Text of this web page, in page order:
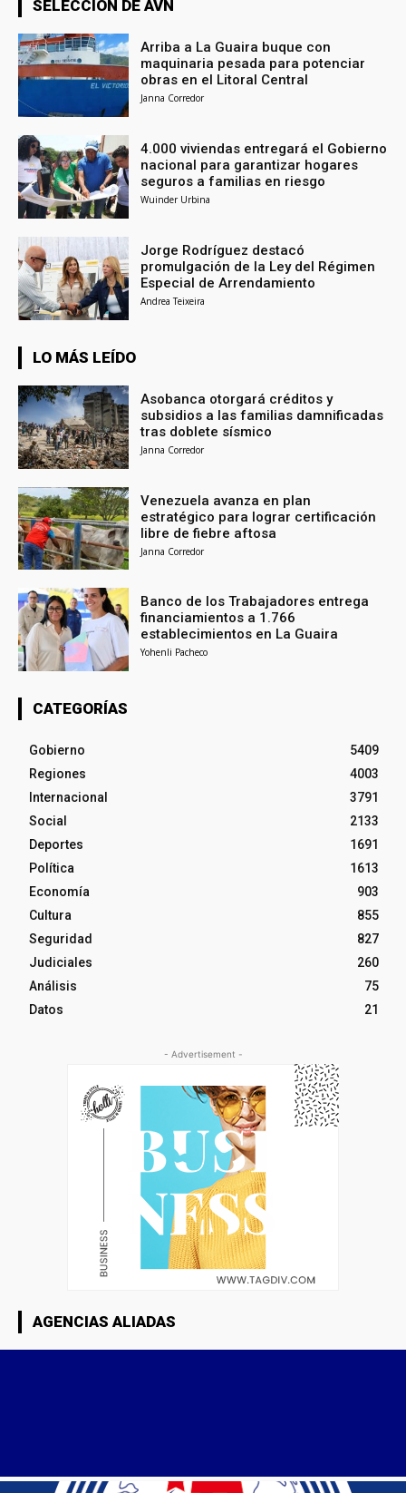
SELECCIÓN DE AVN
Arriba a La Guaira buque con
maquinaria pesada para potenciar
obras en el Litoral Central
Janna Corredor
4.000 viviendas entregará el Gobierno
nacional para garantizar hogares
seguros a familias en riesgo
Wuinder Urbina
Jorge Rodríguez destacó
promulgación de la Ley del Régimen
Especial de Arrendamiento
Andrea Teixeira
LO MÁS LEÍDO
Asobanca otorgará créditos y
subsidios a las familias damnificadas
tras doblete sísmico
Janna Corredor
Venezuela avanza en plan
estratégico para lograr certificación
libre de fiebre aftosa
Janna Corredor
Banco de los Trabajadores entrega
financiamientos a 1.766
establecimientos en La Guaira
Yohenli Pacheco
CATEGORÍAS
Gobierno
5409
Regiones
4003
Internacional
3791
Social
2133
Deportes
1691
Política
1613
Economía
903
Cultura
855
Seguridad
827
Judiciales
260
Análisis
75
Datos
21
- Advertisement -
AGENCIAS ALIADAS